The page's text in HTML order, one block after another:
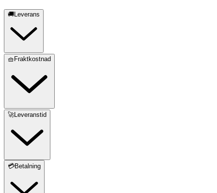
🚚Leverans
🧺Fraktkostnad
🚀Leveranstid
💳Betalning